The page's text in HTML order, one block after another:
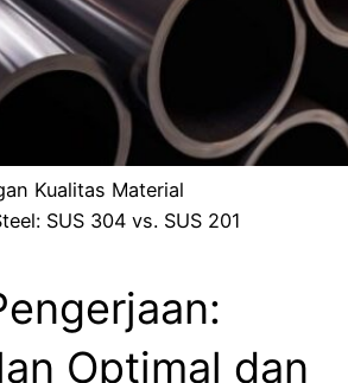
Kualitas Material
SUS 304 vs. SUS 201
Optimal dan